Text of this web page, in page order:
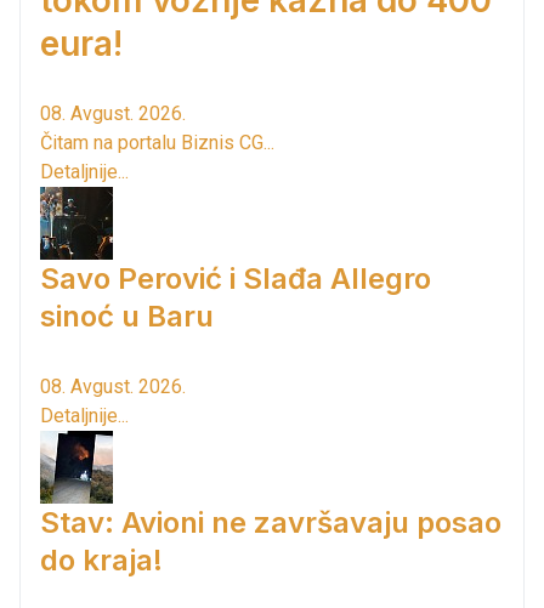
eura!
08. Avgust. 2026.
Čitam na portalu Biznis CG...
Detaljnije...
Savo Perović i Slađa Allegro
sinoć u Baru
08. Avgust. 2026.
Detaljnije...
Stav: Avioni ne završavaju posao
do kraja!